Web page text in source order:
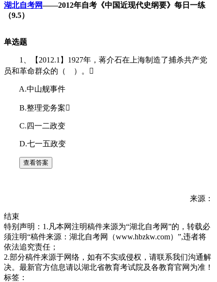
湖北自考网——2012年自考《中国近现代史纲要》每日一练
（9.5）
单选题
1、【2012.1】1927年，蒋介石在上海制造了捕杀共产党
员和革命群众的（ ）。
A.中山舰事件
B.整理党务案
C.四一二政变
D.七一五政变
来源：
结束
特别声明：1.凡本网注明稿件来源为“湖北自考网”的，转载必
须注明“稿件来源：湖北自考网（www.hbzkw.com）”,违者将
依法追究责任；
2.部分稿件来源于网络，如有不实或侵权，请联系我们沟通解
决。最新官方信息请以湖北省教育考试院及各教育官网为准！
标签：